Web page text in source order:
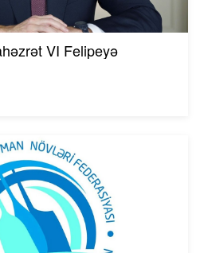
VI Felipeyə